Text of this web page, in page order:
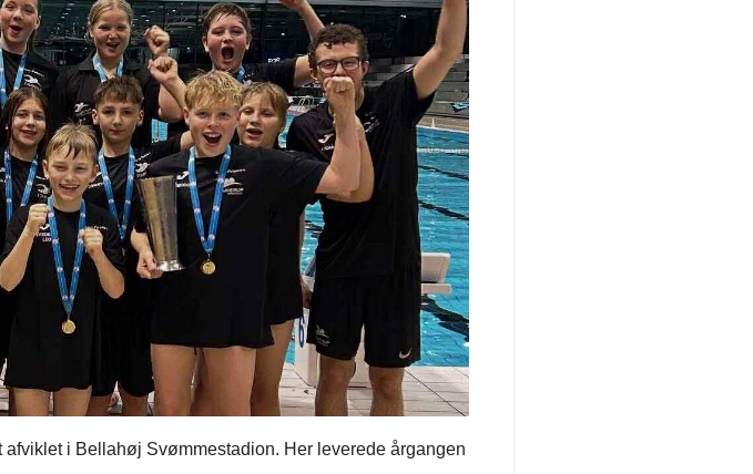
i Bellahøj Svømmestadion. Her leverede årgangen